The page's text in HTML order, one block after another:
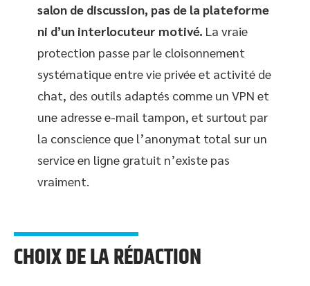
salon de discussion, pas de la plateforme
ni d’un interlocuteur motivé. La vraie
protection passe par le cloisonnement
systématique entre vie privée et activité de
chat, des outils adaptés comme un VPN et
une adresse e-mail tampon, et surtout par
la conscience que l’anonymat total sur un
service en ligne gratuit n’existe pas
vraiment.
CHOIX DE LA RÉDACTION